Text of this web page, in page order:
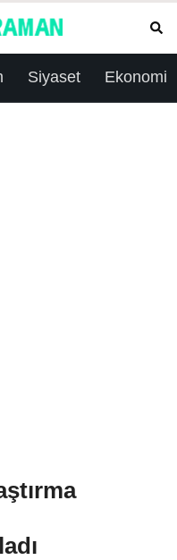
Siyaset Ekonomi